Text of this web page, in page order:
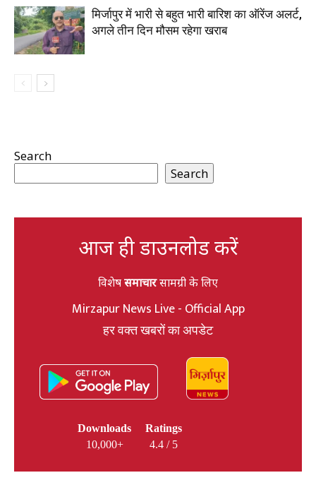
मिर्जापुर में भारी से बहुत भारी बारिश का ऑरेंज अलर्ट,
अगले तीन दिन मौसम रहेगा खराब
Search
Search
आज ही डाउनलोड करें
विशेषसमाचारसामग्री के लिए
Mirzapur News Live - Official App
हर वक्त खबरों का अपडेट
Downloads
10,000+
Ratings
4.4 / 5